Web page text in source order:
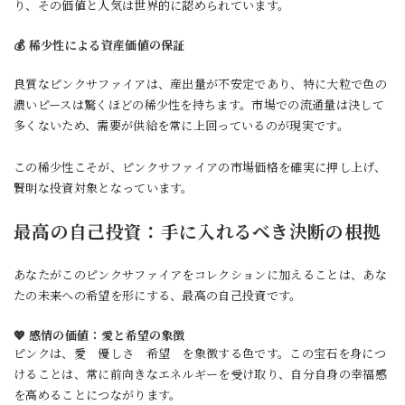
り、その価値と人気は世界的に認められています。
💰 稀少性による資産価値の保証
良質なピンクサファイアは、産出量が不安定であり、特に大粒で色の
濃いピースは驚くほどの稀少性を持ちます。市場での流通量は決して
多くないため、需要が供給を常に上回っているのが現実です。
この稀少性こそが、ピンクサファイアの市場価格を確実に押し上げ、
賢明な投資対象となっています。
最高の自己投資：手に入れるべき決断の根拠
あなたがこのピンクサファイアをコレクションに加えることは、あな
たの未来への希望を形にする、最高の自己投資です。
💖 感情の価値：愛と希望の象徴
ピンクは、愛 優しさ 希望 を象徴する色です。この宝石を身につ
けることは、常に前向きなエネルギーを受け取り、自分自身の幸福感
を高めることにつながります。